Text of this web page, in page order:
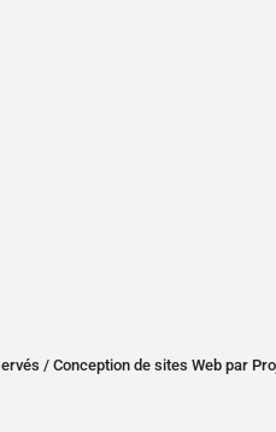
/Conception de sites Web par